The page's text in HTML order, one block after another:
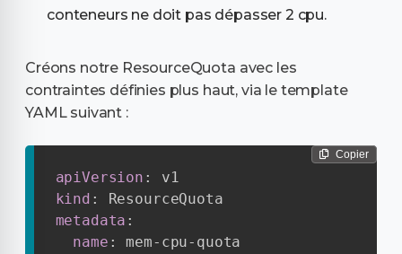
conteneurs ne doit pas dépasser 2 cpu.
Créons notre ResourceQuota avec les
contraintes définies plus haut, via le template
YAML suivant :
Copier
apiVersion :
kind :
metadata :
name : mem- cpu-